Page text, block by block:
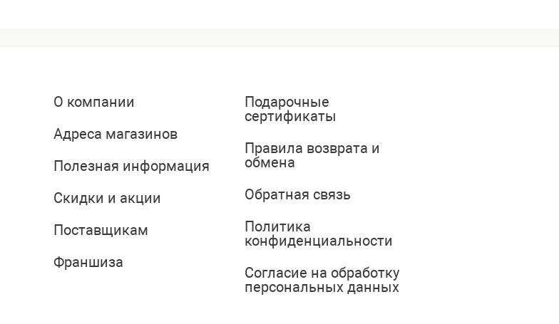
О компании
Адреса магазинов
Полезная информация
Скидки и акции
Поставщикам
Франшиза
Подарочные
сертификаты
Правила возврата и
обмена
Обратная связь
Политика
конфиденциальности
Согласие на обработку
персональных данных